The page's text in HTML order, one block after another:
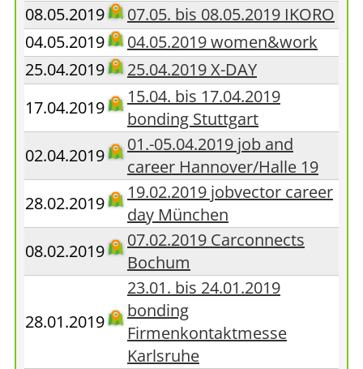
08.05.2019
07.05. bis 08.05.2019 IKORO
04.05.2019
04.05.2019 women&work
25.04.2019
25.04.2019 X-DAY
17.04.2019
15.04. bis 17.04.2019
bonding Stuttgart
02.04.2019
01.-05.04.2019 job and
career Hannover/Halle 19
28.02.2019
19.02.2019 jobvector career
day München
08.02.2019
07.02.2019 Carconnects
Bochum
28.01.2019
23.01. bis 24.01.2019
bonding
Firmenkontaktmesse
Karlsruhe